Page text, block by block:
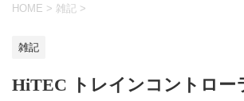
HOME > 雑記 >
雑記
HiTEC トレインコントロー